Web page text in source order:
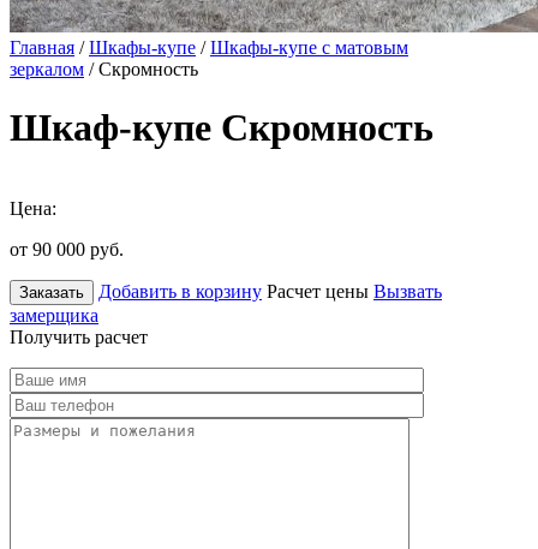
Главная /Шкафы-купе /Шкафы-купе с матовым
зеркалом / Скромность
Шкаф-купе Скромность
Цена:
от 90 000 руб.
Заказать Добавить в корзину Расчет цены Вызвать
замерщика
Получить расчет